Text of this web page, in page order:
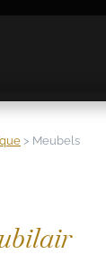
> Meubels